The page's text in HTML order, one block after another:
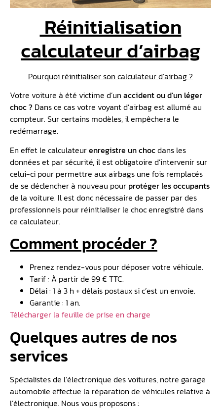
Réinitialisation
calculateur d’airbag
Pourquoi réinitialiser son calculateur d’airbag ?
Votre voiture à été victime d’un accident ou d’un léger
choc ? Dans ce cas votre voyant d’airbag est allumé au
compteur. Sur certains modèles, il empêchera le
redémarrage.
En effet le calculateurenregistre un chocdans les
données et par sécurité, il est obligatoire d’intervenir sur
celui-ci pour permettre aux airbags une fois remplacés
de se déclencher à nouveau pour protéger les occupants
de la voiture. Il est donc nécessaire de passer par des
professionnels pour réinitialiser le choc enregistré dans
ce calculateur.
Comment procéder ?
Prenez rendez-vous pour déposer votre véhicule.
Tarif : À partir de 99 € TTC.
Délai : 1 à 3 h + délais postaux si c’est un envoie.
Garantie : 1 an.
Télécharger la feuille de prise en charge
Quelques autres de nos
services
Spécialistes de l’électronique des voitures, notre garage
automobile effectue la réparation de véhicules relative à
l’électronique. Nous vous proposons :